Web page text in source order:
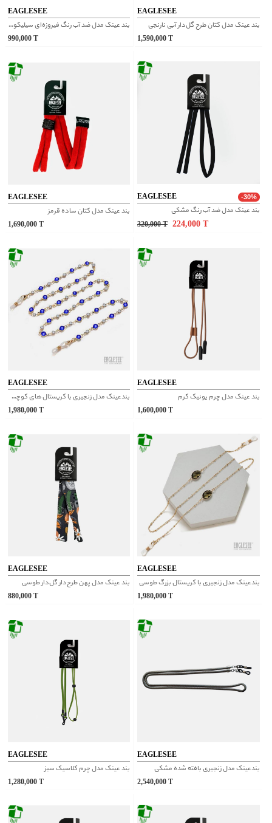
EAGLESEE
بند عینک مدل ضد آب رنگ فیروزه‌ای سیلیکونی
990,000
EAGLESEE
بند عینک مدل کتان طرح گل‌دار آبی نارنجی
1,590,000
EAGLESEE
بند عینک مدل کتان ساده قرمز
1,690,000
EAGLESEE -30%
بند عینک مدل ضد آب رنگ مشکی
320,000 T 224,000
EAGLESEE
بندعینک مدل زنجیری با کریستال های کوچک آبی
1,980,000
EAGLESEE
بند عینک مدل چرم یونیک کرم
1,600,000
EAGLESEE
بند عینک مدل پهن طرح‌دار گل‌دار طوسی
880,000
EAGLESEE
بندعینک مدل زنجیری با کریستال بزرگ طوسی
1,980,000
EAGLESEE
بند عینک مدل چرم کلاسیک سبز
1,280,000
EAGLESEE
بندعینک مدل زنجیری بافته شده مشکی
2,540,000